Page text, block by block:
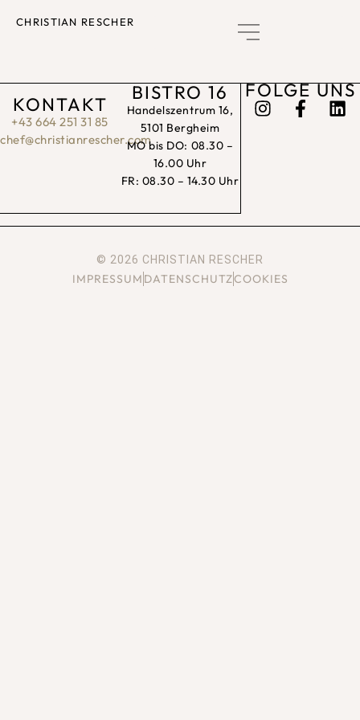
CHRISTIAN RESCHER
KONTAKT
+43 664 251 31 85
chef@christianrescher.com
BISTRO 16
Handelszentrum 16,
5101 Bergheim
MO bis DO: 08.30 –
16.00 Uhr
FR: 08.30 – 14.30 Uhr
FOLGE UNS
© 2026 CHRISTIAN RESCHER
IMPRESSUM DATENSCHUTZCOOKIES